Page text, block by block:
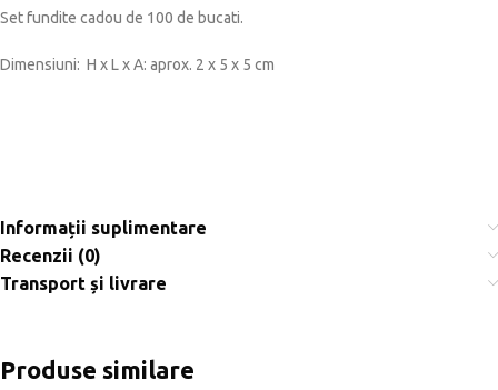
Set fundite cadou de 100 de bucati.
Dimensiuni: H x L x A: aprox. 2 x 5 x 5 cm
Informații suplimentare
Recenzii (0)
Transport și livrare
Produse similare